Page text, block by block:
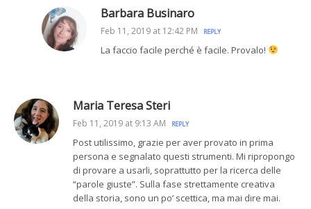
Barbara Businaro
Feb 11, 2019 at 12:42 PM REPLY
La faccio facile perché è facile. Provalo!
Maria Teresa Steri
Feb 11, 2019 at 9:13 AM REPLY
Post utilissimo, grazie per aver provato in prima
persona e segnalato questi strumenti. Mi ripropongo
di provare a usarli, soprattutto per la ricerca delle
“parole giuste”. Sulla fase strettamente creativa
della storia, sono un po’ scettica, ma mai dire mai.